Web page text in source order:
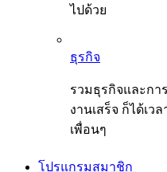
ไปด้วย
ธุรกิจ
รวมธุรกิจและกา
งานเสร็จ ก็ได้เ
เพื่อนๆ
โปรแกรมสมาชิก